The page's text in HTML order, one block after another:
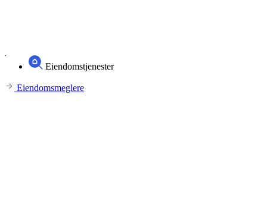
Eiendomstjenester
Eiendomsmeglere